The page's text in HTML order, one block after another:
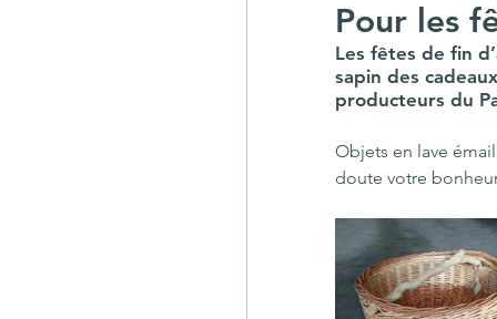
Pour les
Les fêtes de fin
sapin des
producteurs du
Objets en lave
doute votre